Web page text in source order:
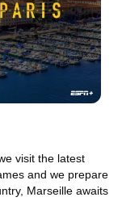
visit the latest
and we prepare
Marseille awaits